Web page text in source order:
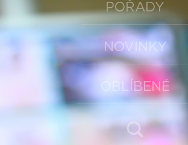
POŘADY
NOVINKY
OBLÍBENÉ